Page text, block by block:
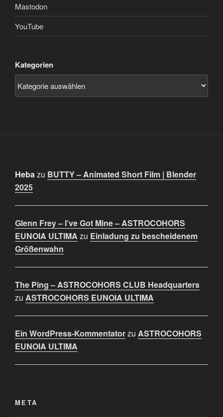
Mastodon
YouTube
Kategorien
Hebazu BUTTY – Animated Short Film | Blender
2025
Glenn Frey – I’ve Got Mine – ASTROCOHORS
EUNOIA ULTIMA zu Einladung zu bescheidenem
Größenwahn
The Ping – ASTROCOHORS CLUB Headquarters
zu ASTROCOHORS EUNOIA ULTIMA
Ein WordPress-Kommentatorzu ASTROCOHORS
EUNOIA ULTIMA
META